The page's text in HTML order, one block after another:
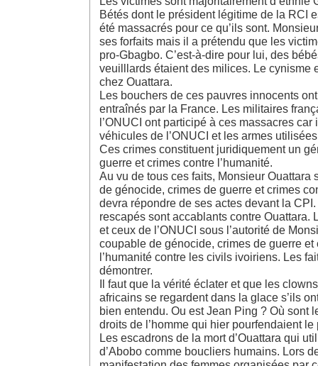
Bétés dont le président légitime de la RCI
été massacrés pour ce qu’ils sont.
ses forfaits mais il a prétendu que les
pro-Gbagbo. C’est-à-dire pour lui, des
veuilllards étaient des milices. Le cynisme
chez Ouattara.
Les bouchers de ces pauvres innocents
entraînés par la France. Les militaires
l’ONUCI ont participé à ces massacres
véhicules de l’ONUCI et les armes
Ces crimes constituent juridiquement un
guerre et crimes contre l’humanité.
Au vu de tous ces faits, Monsieur Ouattara
de génocide, crimes de guerre et crimes
devra répondre de ses actes devant la
rescapés sont accablants contre Ouattara.
et ceux de l’ONUCI sous l’autorité de
coupable de génocide, crimes de guerre et
l’humanité contre les civils ivoiriens. Les
démontrer.
Il faut que la vérité éclater et que les
africains se regardent dans la glace s’ils
bien entendu. Ou est Jean Ping ? Où sont
droits de l’homme qui hier pourfendaient
Les escadrons de la mort d’Ouattara qui
d’Abobo comme boucliers humains. Lors